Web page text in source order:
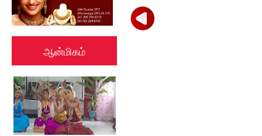
ஆன்மிகம்